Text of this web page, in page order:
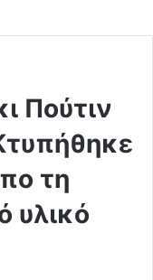
Πούτιν
τη
υλικό